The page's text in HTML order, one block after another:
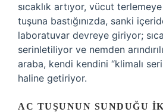
sıcaklık artıyor, vücut
tuşuna bastığınızda, sanki
laboratuvar devreye giriyor;
serinletiliyor ve nemden
araba, kendi kendini “klimalı
haline getiriyor.
AC TUŞUNUN SUNDUĞU